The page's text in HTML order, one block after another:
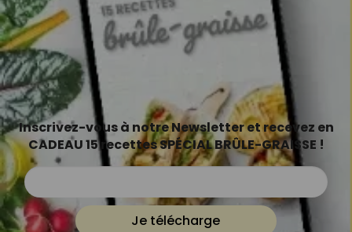
Inscrivez-vous à notre Newsletter et recevez en
CADEAU 15 recettes SPÉCIAL BRÛLE-GRAISSE !
Je télécharge